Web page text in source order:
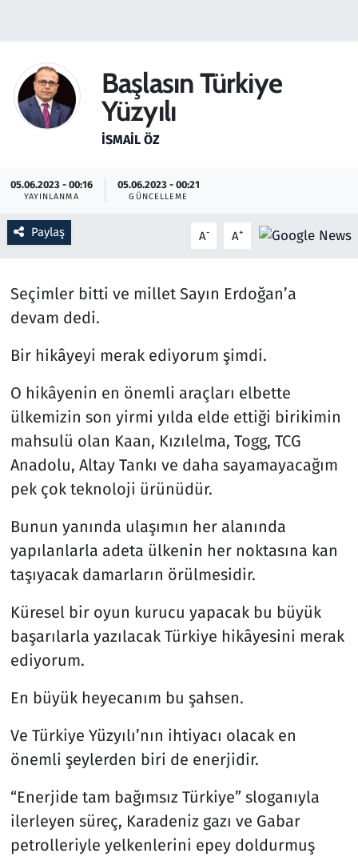
Başlasın Türkiye
Yüzyılı
İSMAIL ÖZ
05.06.2023 - 00:16
YAYINLANMA
05.06.2023 - 00:21
GÜNCELLEME
Paylaş A- A+
Seçimler bitti ve millet Sayın Erdoğan’a
devam dedi.
Bir hikâyeyi merak ediyorum şimdi.
O hikâyenin en önemli araçları elbette
ülkemizin son yirmi yılda elde ettiği birikimin
mahsulü olan Kaan, Kızılelma, Togg, TCG
Anadolu, Altay Tankı ve daha sayamayacağım
pek çok teknoloji ürünüdür.
Bunun yanında ulaşımın her alanında
yapılanlarla adeta ülkenin her noktasına kan
taşıyacak damarların örülmesidir.
Küresel bir oyun kurucu yapacak bu büyük
başarılarla yazılacak Türkiye hikâyesini merak
ediyorum.
En büyük heyecanım bu şahsen.
Ve Türkiye Yüzyılı’nın ihtiyacı olacak en
önemli şeylerden biri de enerjidir.
“Enerjide tam bağımsız Türkiye” sloganıyla
ilerleyen süreç, Karadeniz gazı ve Gabar
petrolleriyle yelkenlerini epey doldurmuş
Haber
Kültür Sanat
Lezzet Durağı
Memur ve Kamu
Oyun
Ramazan
Resmi İlanlar
Rüya Tabirleri
Sağlık
Savunma Sanayi
Seçim 2023
Teknoloji ve Bilim